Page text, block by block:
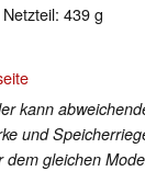
439 g
kann
und
gleichen